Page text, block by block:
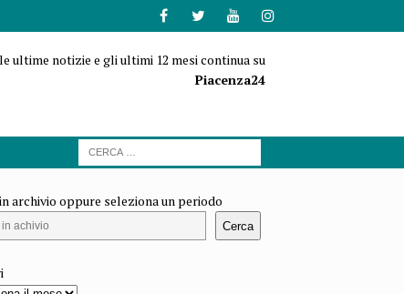
ultime notizie e gli ultimi 12 mesi continua su
Piacenza24
archivio oppure seleziona un periodo
Cerca